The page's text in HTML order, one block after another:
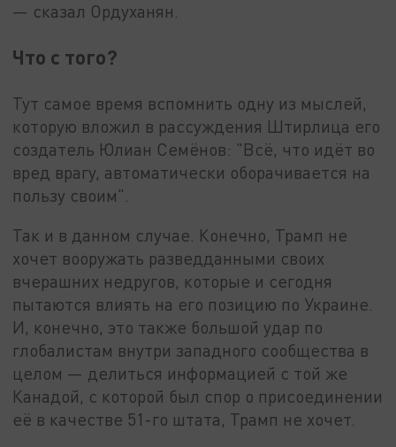
— сказал Ордуханян.
Что с того?
Тут самое время вспомнить одну из мыслей,
которую вложил в рассуждения Штирлица его
создатель Юлиан Семёнов: "Всё, что идёт во
вред врагу, автоматически оборачивается на
пользу своим".
Так и в данном случае. Конечно, Трамп не
хочет вооружать разведданными своих
вчерашних недругов, которые и сегодня
пытаются влиять на его позицию по Украине.
И, конечно, это также большой удар по
глобалистам внутри западного сообщества в
целом — делиться информацией с той же
Канадой, с которой был спор о присоединении
её в качестве 51-го штата, Трамп не хочет.